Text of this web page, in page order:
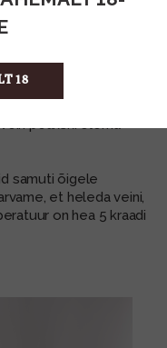
18
riiulitel kenasti
Cosmopolitan Diva
peakski olema
samuti õigele
et heleda veini,
on hea 5 kraadi